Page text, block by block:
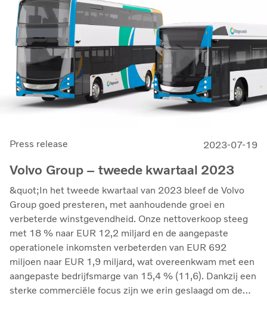
(27,4),” vertelt Martin Lundstedt, President en CEO.
Press release 2023-07-19
Volvo Group – tweede kwartaal 2023
&quot;In het tweede kwartaal van 2023 bleef de Volvo
Group goed presteren, met aanhoudende groei en
verbeterde winstgevendheid. Onze nettoverkoop steeg
met 18 % naar EUR 12,2 miljard en de aangepaste
operationele inkomsten verbeterden van EUR 692
miljoen naar EUR 1,9 miljard, wat overeenkwam met een
aangepaste bedrijfsmarge van 15,4 % (11,6). Dankzij een
sterke commerciële focus zijn we erin geslaagd om de